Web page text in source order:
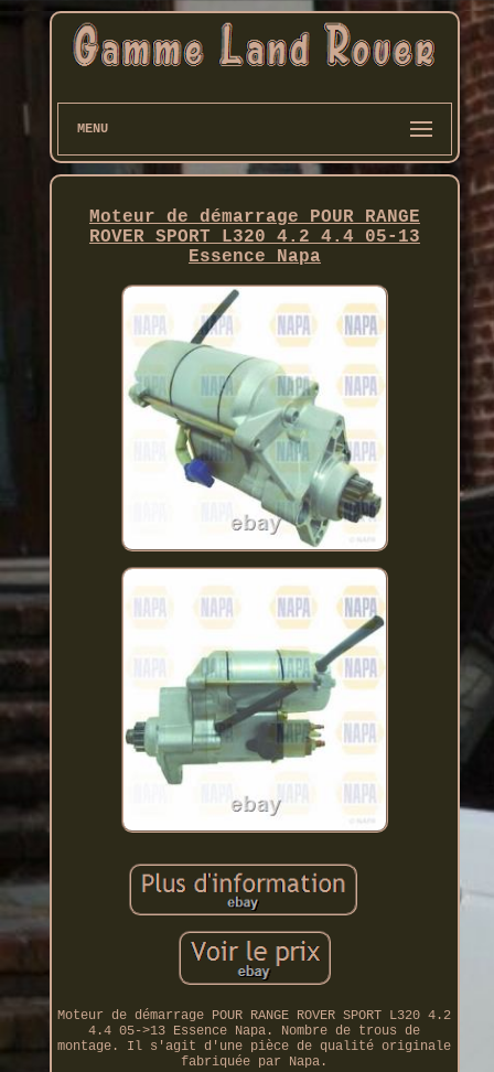
MENU
Moteur de démarrage POUR RANGE
ROVER SPORT L320 4.2 4.4 05-13
Essence Napa
Moteur de démarrage POUR RANGE ROVER SPORT L320 4.2
4.4 05->13 Essence Napa. Nombre de trous de
montage. Il s'agit d'une pièce de qualité originale
fabriquée par Napa.